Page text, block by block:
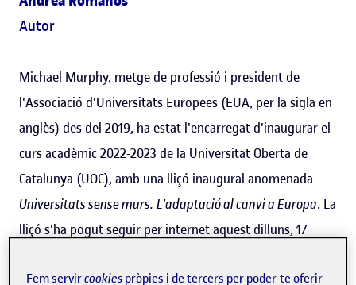
Autor
Michael Murphy, metge de professió i president de
l'Associació d'Universitats Europees (EUA, per la sigla en
anglès) des del 2019, ha estat l'encarregat d'inaugurar el
curs acadèmic 2022-2023 de la Universitat Oberta de
Catalunya (UOC), amb una lliçó inaugural anomenada
Universitats sense murs. L'adaptació al canvi a Europa. La
lliçó s'ha pogut seguir per internet aquest dilluns, 17
Fem servircookies pròpies i de tercers per poder-te oferir